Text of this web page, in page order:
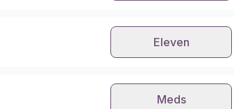
Eleven
Meds